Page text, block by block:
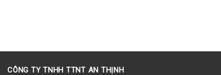
CÔNG TY TNHH TTNT AN THỊNH